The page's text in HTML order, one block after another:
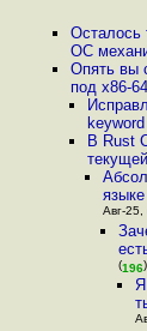
Осталось
ОС
Опять вы
под x86-
В Rust
Авг-25,
(196)
Я